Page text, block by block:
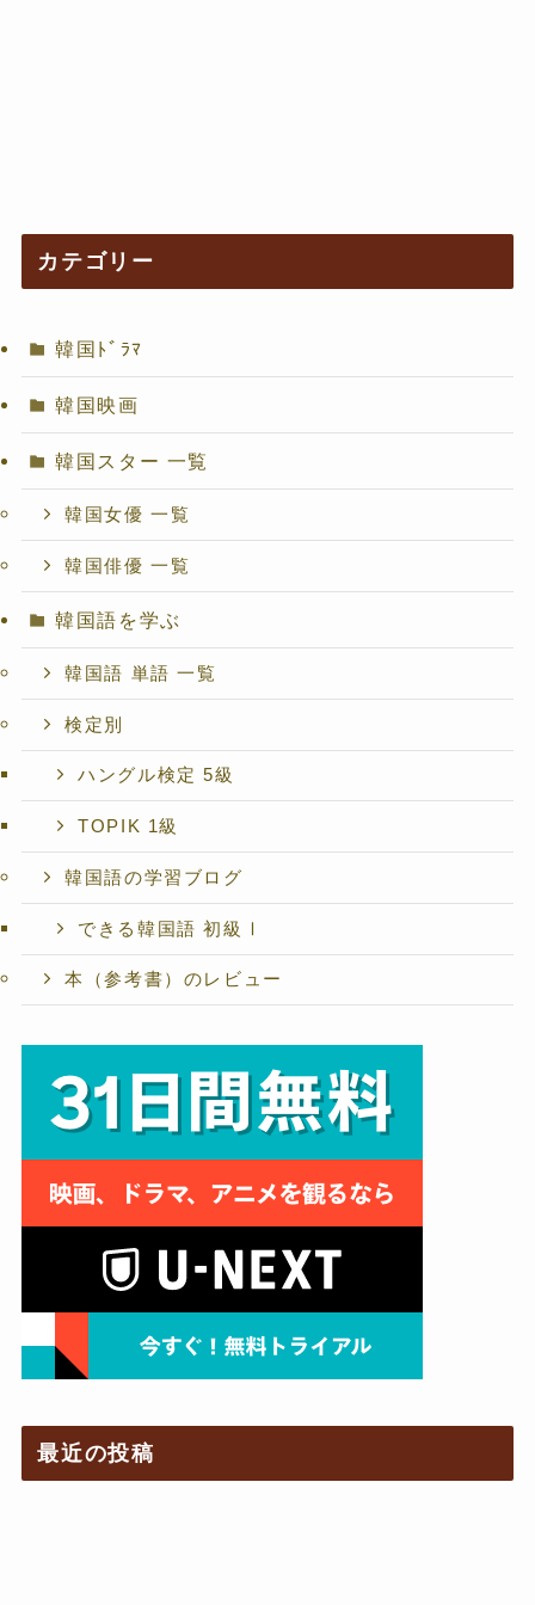
カテゴリー
韓国ﾄﾞﾗﾏ
韓国映画
韓国スター 一覧
韓国女優 一覧
韓国俳優 一覧
韓国語を学ぶ
韓国語 単語 一覧
検定別
ハングル検定 5級
TOPIK 1級
韓国語の学習ブログ
できる韓国語 初級Ⅰ
本（参考書）のレビュー
最近の投稿